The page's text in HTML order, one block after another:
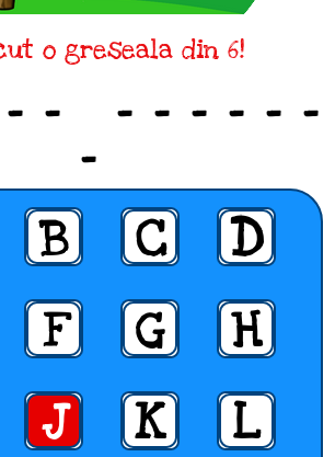
o greseala din 6!
_ _ _ _ _ _ _ _
_
B C
D
F G
H
J K
L